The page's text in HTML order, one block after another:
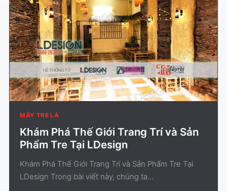
MÂY TRE LÁ
Khám Phá Thế Giới Trang Trí và Sản
Phẩm Tre Tại LDesign
Khám Phá Thế Giới Trang Trí và Sản Phẩm Tre Tại
LDesign Trong bài viết này, chúng ta...